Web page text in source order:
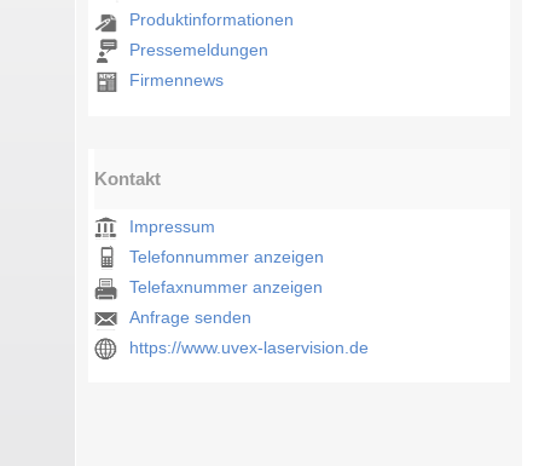
Produktinformationen
Pressemeldungen
Firmennews
Kontakt
Impressum
Telefonnummer anzeigen
Telefaxnummer anzeigen
Anfrage senden
https://www.uvex-laservision.de